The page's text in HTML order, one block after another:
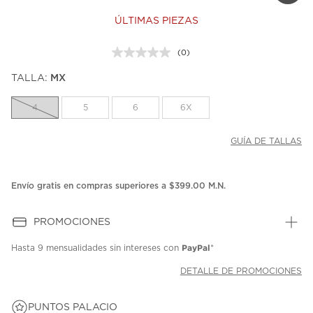
ÚLTIMAS PIEZAS
Sin
la
misma
(0)
TALLA: MX
4 5 6 6X
GUÍA DE TALLAS
Envío gratis en compras superiores a $399.00 M.N.
PROMOCIONES
Hasta 9 mensualidades sin intereses con PayPal*
DETALLE DE PROMOCIONES
PUNTOS PALACIO